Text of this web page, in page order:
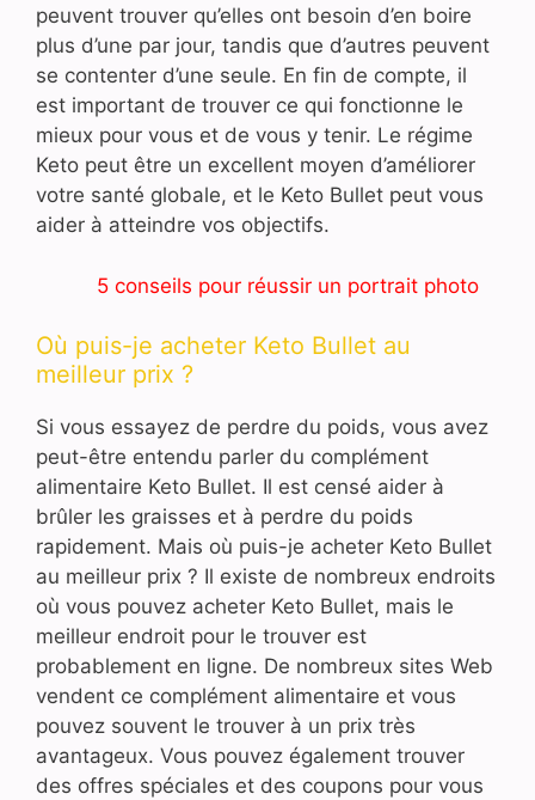
peuvent trouver qu’elles ont besoin d’en boire
plus d’une par jour, tandis que d’autres peuvent
se contenter d’une seule. En fin de compte, il
est important de trouver ce qui fonctionne le
mieux pour vous et de vous y tenir. Le régime
Keto peut être un excellent moyen d’améliorer
votre santé globale, et le Keto Bullet peut vous
aider à atteindre vos objectifs.
5 conseils pour réussir un portrait photo
Où puis-je acheter Keto Bullet au
meilleur prix ?
Si vous essayez de perdre du poids, vous avez
peut-être entendu parler du complément
alimentaire Keto Bullet. Il est censé aider à
brûler les graisses et à perdre du poids
rapidement. Mais où puis-je acheter Keto Bullet
au meilleur prix ? Il existe de nombreux endroits
où vous pouvez acheter Keto Bullet, mais le
meilleur endroit pour le trouver est
probablement en ligne. De nombreux sites Web
vendent ce complément alimentaire et vous
pouvez souvent le trouver à un prix très
avantageux. Vous pouvez également trouver
des offres spéciales et des coupons pour vous